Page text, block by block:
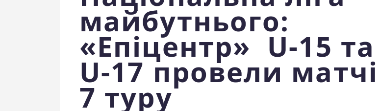
майбутнього:
«Епіцентр» U-15 та
U-17 провели матчі
7 туру